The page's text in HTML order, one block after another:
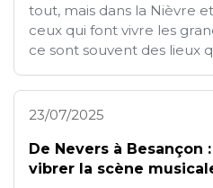
tout, mais dans la Nièvre
ceux qui font vivre les
ce sont souvent des lieux
23/07/2025
De Nevers à Besançon
vibrer la scène